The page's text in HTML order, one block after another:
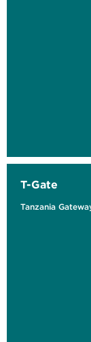
T-Gate
Tanzania